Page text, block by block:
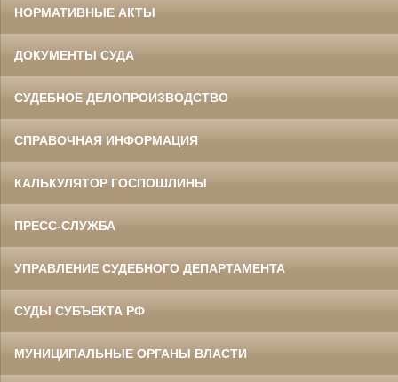
НОРМАТИВНЫЕ АКТЫ
ДОКУМЕНТЫ СУДА
СУДЕБНОЕ ДЕЛОПРОИЗВОДСТВО
СПРАВОЧНАЯ ИНФОРМАЦИЯ
КАЛЬКУЛЯТОР ГОСПОШЛИНЫ
ПРЕСС-СЛУЖБА
УПРАВЛЕНИЕ СУДЕБНОГО ДЕПАРТАМЕНТА
СУДЫ СУБЪЕКТА РФ
МУНИЦИПАЛЬНЫЕ ОРГАНЫ ВЛАСТИ